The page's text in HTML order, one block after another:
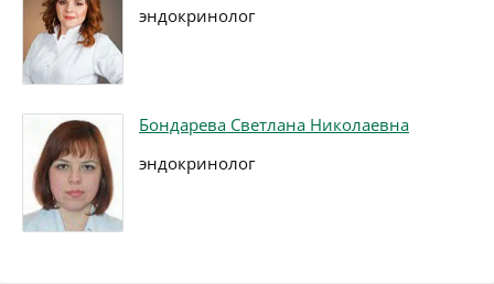
эндокринолог
Бондарева Светлана Николаевна
эндокринолог